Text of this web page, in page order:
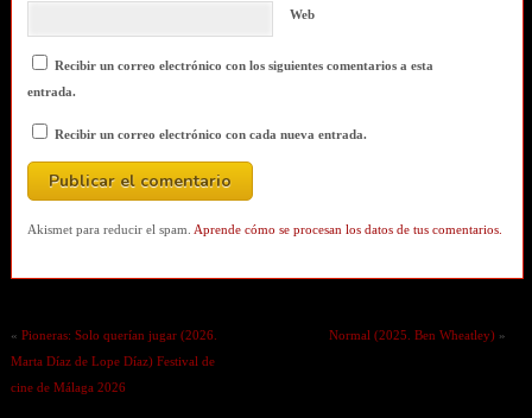
Web
Recibir un correo electrónico con los siguientes comentarios a esta
entrada.
Recibir un correo electrónico con cada nueva entrada.
Akismet para reducir el spam. Aprende cómo se procesan los datos de tus comentarios.
« Pioneras: Solo querían jugar (2026.
Marta Díaz de Lope Díaz) Festival de
cine de Málaga 2026
Normal (2025. Ben Wheatley) »